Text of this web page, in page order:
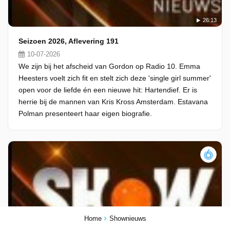
Home Shownieuws
26:13
Seizoen 2026, Aflevering 191
10-07-2026
We zijn bij het afscheid van Gordon op Radio 10. Emma
Heesters voelt zich fit en stelt zich deze 'single girl summer'
open voor de liefde én een nieuwe hit: Hartendief. Er is
herrie bij de mannen van Kris Kross Amsterdam. Estavana
Polman presenteert haar eigen biografie.